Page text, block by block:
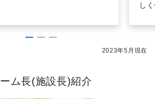
し
2023年5月現在
ホーム長(施設長)紹介